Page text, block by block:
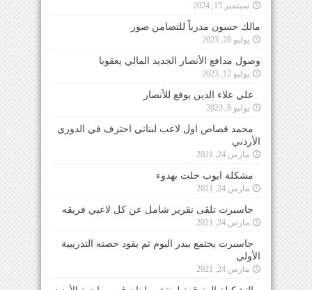
سبتمبر 15, 2024
مالك حسون مدرباً للتضامن صور
يوليو 28, 2023
وصول مدافع الأنصار الجديد المالي يعقوبا
يوليو 12, 2023
علي علاء الدين يوقع للأنصار
يوليو 8, 2023
محمد قصاص اول لاعب لبناني احترف في الدوري
الأردني
مارس 24, 2021
مشكلة ايوب حلت بهدوء
مارس 24, 2021
جاسبرت تلقى تقرير شامل عن كل لاعبي فريقه
مارس 24, 2021
جاسبرت يجتمع ببدر اليوم ثم يقود حصته التدريبية
الأولى
مارس 24, 2021